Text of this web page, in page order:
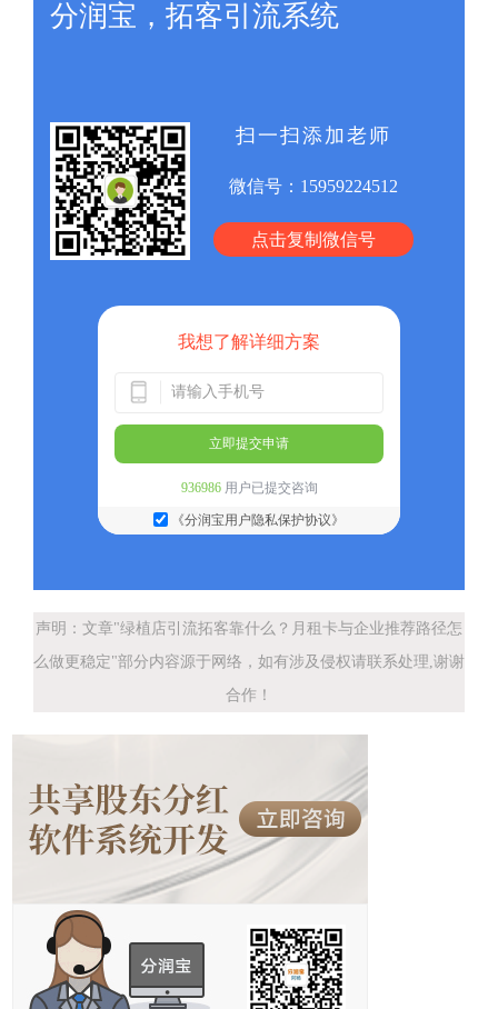
分润宝，拓客引流系统
扫一扫添加老师
微信号： 15959224512
点击复制微信号
我想了解详细方案
立即提交申请
936986用户已提交咨询
《分润宝用户隐私保护协议》
声明：文章"绿植店引流拓客靠什么？月租卡与企业推荐路径怎
么做更稳定"部分内容源于网络，如有涉及侵权请联系处理,谢谢
合作！